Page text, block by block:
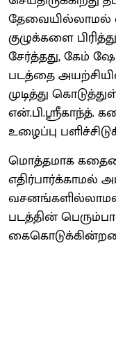
தேவையில்லாமல்
குழுக்களை
சேர்த்தது, கேம்
படத்தை
முடித்து
என்.பி.ஸ்ரீகாந்த்.
உழைப்பு
மொத்தமாக
எதிர்பார்க்காமல்
வசனங்களில்லாமல்
படத்தின்